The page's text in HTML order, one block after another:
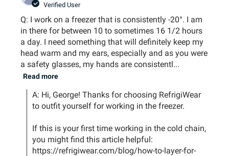
Verified User
Q: I work on a freezer that is consistently -20°. I am
in there for between 10 to sometimes 16 1/2 hours
a day. I need something that will definitely keep my
head warm and my ears, especially and as you were
a safety glasses, my hands are consistentl...
Read more
A: Hi, George! Thanks for choosing RefrigiWear
to outfit yourself for working in the freezer.
If this is your first time working in the cold chain,
you might find this article helpful:
https://refrigiwear.com/blog/how-to-layer-for-